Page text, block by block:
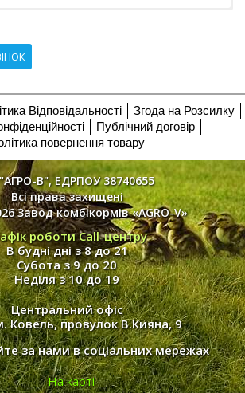
Відповідальності
Згода на Розсилку
Публічний договір
повернення товару
В", ЕДРПОУ 38740655
Всі права захищені
Завод комбікормів «AGRO-V»
роботи Call-центру
В будні дні з 8 до 21
Субота з 9 до 20
Неділя з 10 до 19
Центральний офіс
Ковель, провулок В.Кияна, 9
На карті
за нами в соціальних мережах